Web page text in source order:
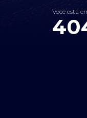
Você está